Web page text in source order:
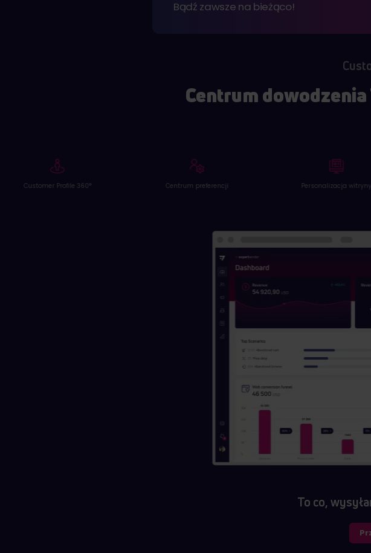
Bądź zawsze na bieżąco!
Centrum
Centrum preferencji Personalizacja witryny Zarządzanie zgodami
To co,